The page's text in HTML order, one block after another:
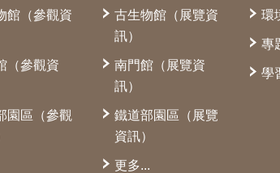
館（參觀資
（參觀資
園區（參觀
古生物館（展覽資
訊）
南門館（展覽資
訊）
鐵道部園區（展覽
資訊）
更多...
環
專
學